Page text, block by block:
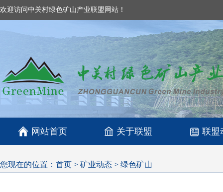
欢迎访问中关村绿色矿山产业联盟网站！
 网站首页 关于联盟 联盟
您现在的位置： 首页 > 矿业动态 > 绿色矿山